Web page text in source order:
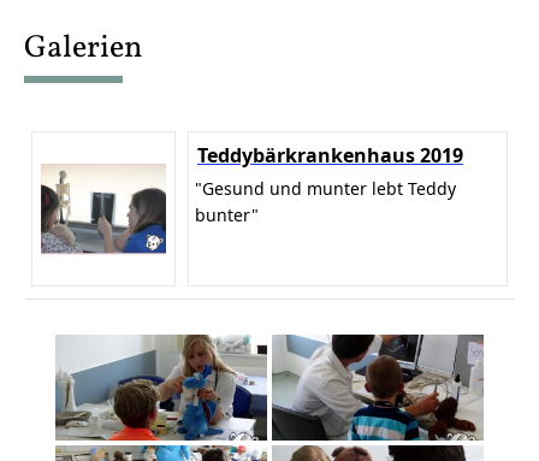
Galerien
Teddybärkrankenhaus 2019
"Gesund und munter lebt Teddy
bunter"